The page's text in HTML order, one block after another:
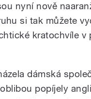
nyní nově
si tak můžete
kratochvíle v
dámská
popíjely